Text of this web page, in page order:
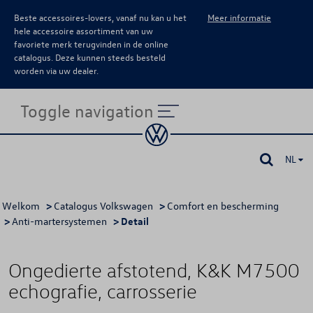
Beste accessoires-lovers, vanaf nu kan u het
hele accessoire assortiment van uw
favoriete merk terugvinden in de online
catalogus. Deze kunnen steeds besteld
worden via uw dealer.
Meer informatie
Toggle navigation
NL
Welkom > Catalogus Volkswagen > Comfort en bescherming
>Anti-martersystemen > Detail
Ongedierte afstotend, K&K M7500
echografie, carrosserie